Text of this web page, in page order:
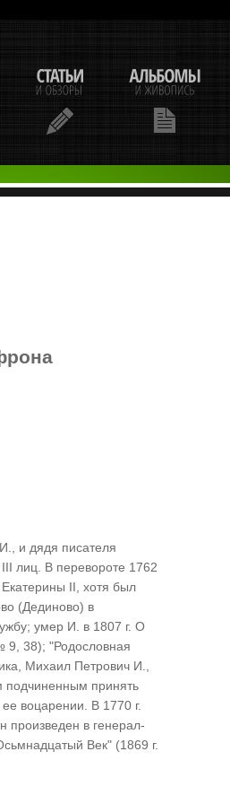
и дядя писателя
лиц. В перевороте 1762
II, хотя был
(Дединово) в
умер И. в 1807 г. О
9, 38); "Родословная
Михаил Петрович И.,
подчиненным принять
воцарении. В 1770 г.
произведен в генерал-
Век" (1869 г.